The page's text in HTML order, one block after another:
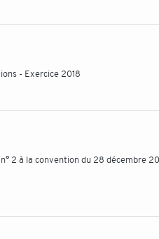
- Exercice 2018
2 à la convention du 28 décembre